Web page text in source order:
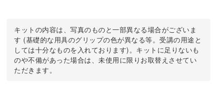
キットの内容は、写真のものと一部異なる場合がございま
す (基礎的な用具のグリップの色が異なる等。受講の用途と
しては十分なものを入れております)。キットに足りないも
のや不備があった場合は、未使用に限りお取替えさせてい
ただきます。